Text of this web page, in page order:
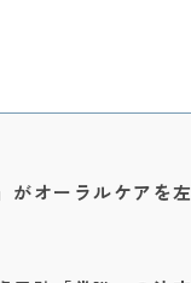
がオーラルケアを